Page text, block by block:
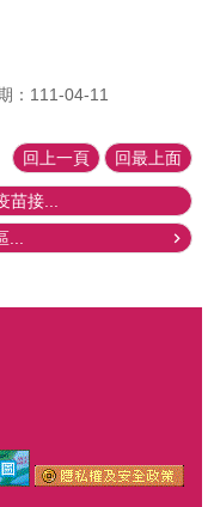
：111-04-11
回上一頁 回最上面
接...